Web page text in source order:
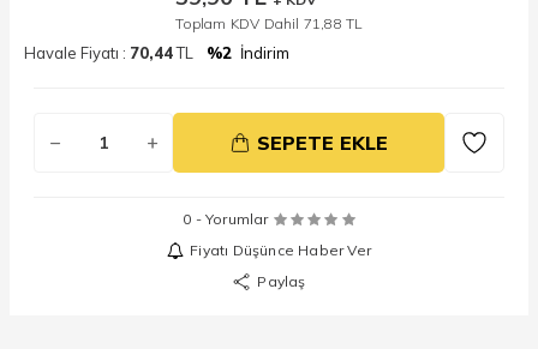
Toplam KDV Dahil 71,88 TL
Havale Fiyatı : 70,44TL %2 İndirim
SEPETE EKLE
0 - Yorumlar
Fiyatı Düşünce Haber Ver
Paylaş